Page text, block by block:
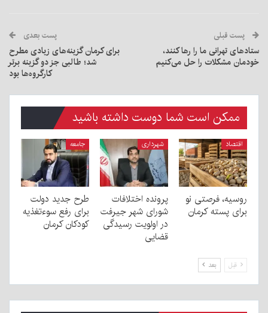
پست قبلی
ستادهای تهرانی ما را رها کنند،
خودمان مشکلات را حل می‌کنیم
پست بعدی
برای کرمان گزینه‌های زیادی مطرح
شد؛ طالبی جز دو گزینه برتر
کارگروه‌ها بود
ممکن است شما دوست داشته باشید
اقتصاد
روسیه، فرصتی نو
برای پسته کرمان
شهرداری
پرونده اختلافات
شورای شهر جیرفت
در اولویت رسیدگی
قضایی
جامعه
طرح جدید دولت
برای رفع سوءتغذیه
کودکان کرمان
قبل بعد